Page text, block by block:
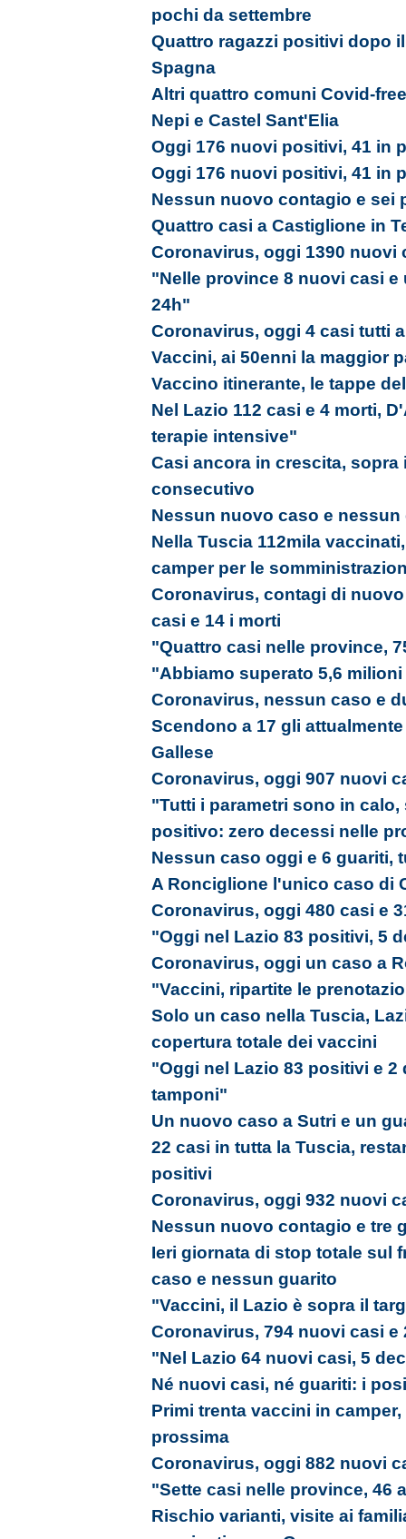
pochi da settembre
Quattro ragazzi positivi dopo
Spagna
Altri quattro comuni Covid-
Nepi e Castel Sant'Elia
Oggi 176 nuovi positivi, 41 in
Oggi 176 nuovi positivi, 41 in
Nessun nuovo contagio e sei
Quattro casi a Castiglione in
Coronavirus, oggi 1390 nuovi
"Nelle province 8 nuovi casi
24h"
Coronavirus, oggi 4 casi tutti
Vaccini, ai 50enni la maggior
Vaccino itinerante, le tappe
Nel Lazio 112 casi e 4 morti,
terapie intensive"
Casi ancora in crescita,
consecutivo
Nessun nuovo caso e
Nella Tuscia 112mila
camper per le
Coronavirus, contagi di
casi e 14 i morti
"Quattro casi nelle province,
"Abbiamo superato 5,6
Coronavirus, nessun caso e
Scendono a 17 gli
Gallese
Coronavirus, oggi 907 nuovi
"Tutti i parametri sono in
positivo: zero decessi nelle
Nessun caso oggi e 6 guariti,
A Ronciglione l'unico caso di
Coronavirus, oggi 480 casi e
"Oggi nel Lazio 83 positivi, 5
Coronavirus, oggi un caso a
"Vaccini, ripartite le
Solo un caso nella Tuscia,
copertura totale dei vaccini
"Oggi nel Lazio 83 positivi e
tamponi"
Un nuovo caso a Sutri e un
22 casi in tutta la Tuscia,
positivi
Coronavirus, oggi 932 nuovi
Nessun nuovo contagio e tre
Ieri giornata di stop totale sul
caso e nessun guarito
"Vaccini, il Lazio è sopra il
Coronavirus, 794 nuovi casi e
"Nel Lazio 64 nuovi casi, 5
Né nuovi casi, né guariti: i
Primi trenta vaccini in
prossima
Coronavirus, oggi 882 nuovi
"Sette casi nelle province, 46
Rischio varianti, visite ai